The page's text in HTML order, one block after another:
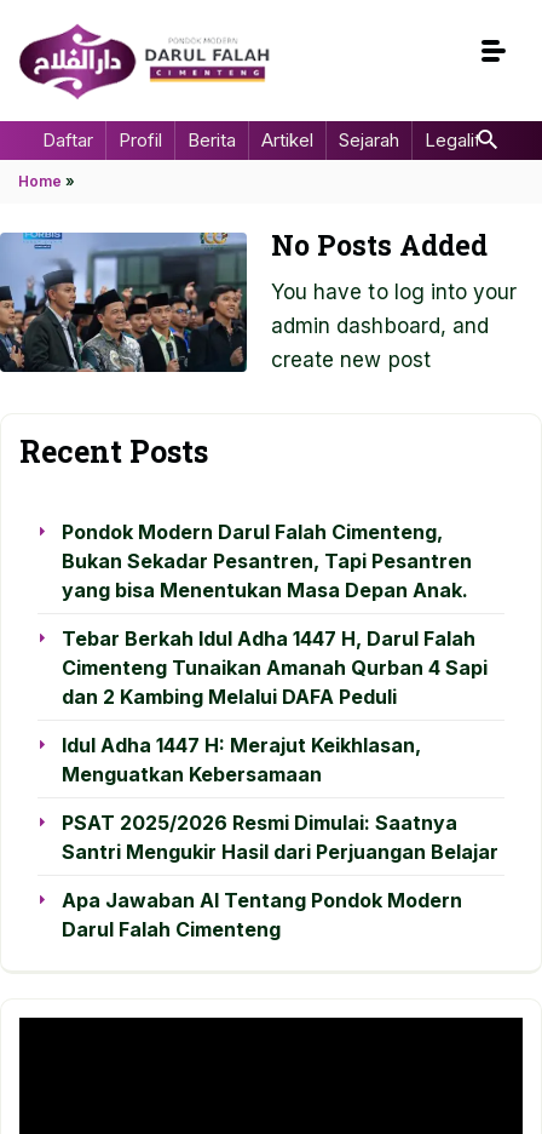
Daftar Profil Berita Artikel Sejarah Legalitas
Home »
No Posts Added
You have to log into your
admin dashboard, and
create new post
Recent Posts
Pondok Modern Darul Falah Cimenteng,
Bukan Sekadar Pesantren, Tapi Pesantren
yang bisa Menentukan Masa Depan Anak.
Tebar Berkah Idul Adha 1447 H, Darul Falah
Cimenteng Tunaikan Amanah Qurban 4 Sapi
dan 2 Kambing Melalui DAFA Peduli
Idul Adha 1447 H: Merajut Keikhlasan,
Menguatkan Kebersamaan
PSAT 2025/2026 Resmi Dimulai: Saatnya
Santri Mengukir Hasil dari Perjuangan Belajar
Apa Jawaban AI Tentang Pondok Modern
Darul Falah Cimenteng